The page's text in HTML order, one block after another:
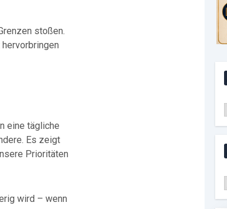
stoßen.
eine tägliche
Es zeigt
Prioritäten
wird – wenn